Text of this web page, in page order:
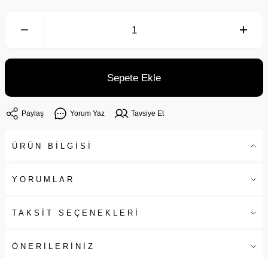
Sepete Ekle
Paylaş Yorum Yaz Tavsiye Et
ÜRÜN BİLGİSİ
YORUMLAR
TAKSİT SEÇENEKLERİ
ÖNERİLERİNİZ